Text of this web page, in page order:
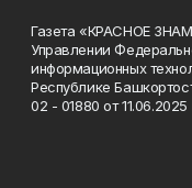
Газета «КРАСНОЕ
Управлении
информационных
Республике
02 - 01880 от 11.06.2025